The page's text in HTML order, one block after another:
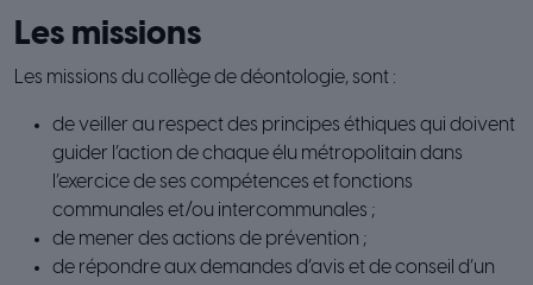
Les missions
Les missions du collège de déontologie, sont :
de veiller au respect des principes éthiques qui doivent
guider l’action de chaque élu métropolitain dans
l’exercice de ses compétences et fonctions
communales et/ou intercommunales ;
de mener des actions de prévention ;
de répondre aux demandes d’avis et de conseil d’un